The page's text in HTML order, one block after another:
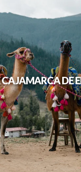
CAJAMARCA DE